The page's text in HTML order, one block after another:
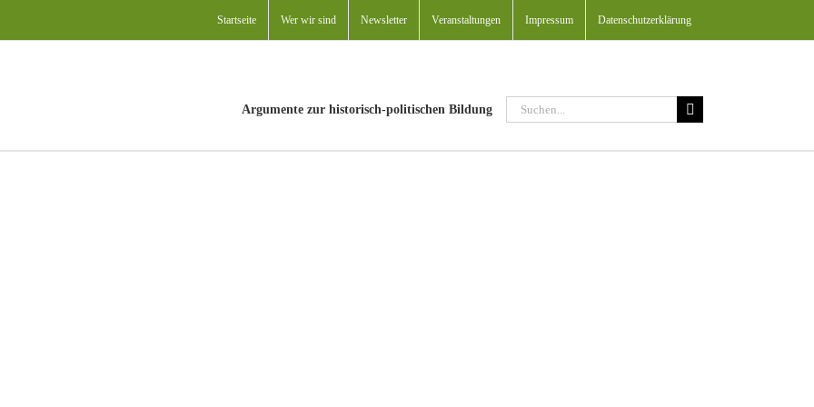
Startseite Wer wir sind Newsletter Veranstaltungen Impressum Datenschutzerklärung
Argumente zur historisch-politischen Bildung
Suche
nach: